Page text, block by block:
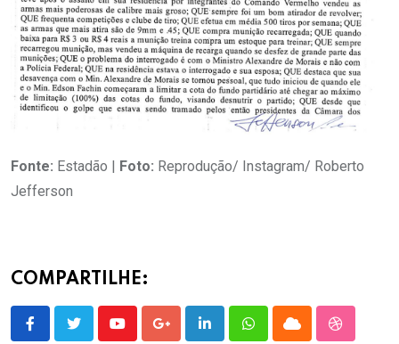
Fonte: Estadão | Foto: Reprodução/ Instagram/ Roberto
Jefferson
COMPARTILHE:
YoutubeGoogle+LinkedInWhatsappCloud